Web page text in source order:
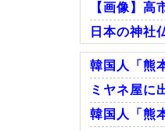
【画像】
日本の神社
Powered
韓国人「熊
ミヤネ屋に
韓国人「熊